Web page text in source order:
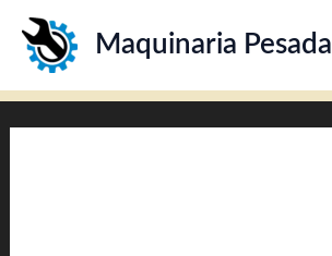
contenido
Maquinaria Pesada